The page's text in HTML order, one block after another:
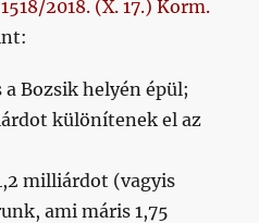
1518/2018. (X. 17.) Korm.
Bozsik helyén épül;
különítenek el az
milliárdot (vagyis
ami máris 1,75